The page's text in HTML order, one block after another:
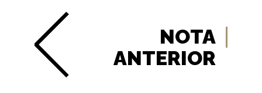
NOTA
ANTERIOR